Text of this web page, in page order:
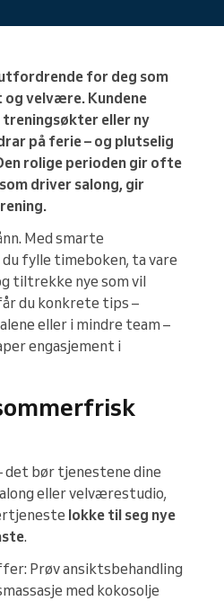
for deg som
og velvære. Kundene
treningsøkter eller ny
på ferie – og plutselig
rolige perioden gir ofte
driver salong, gir
Med smarte
fylle timeboken, ta vare
tiltrekke nye som vil
du konkrete tips –
eller i mindre team –
engasjement i
det bør tjenestene dine
eller velværestudio,
lokke til seg nye
.
Prøv ansiktsbehandling
med kokosolje